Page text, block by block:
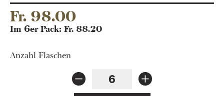
Fr. 98.00
Anzahl Flaschen
Im 6er Pack: Fr. 88.20